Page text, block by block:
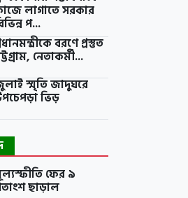
লাগাতে সরকার
প...
বরণে প্রস্তুত
নেতাকর্মী...
স্মৃতি জাদুঘরে
ভিড়
ফের ৯
ছাড়াল